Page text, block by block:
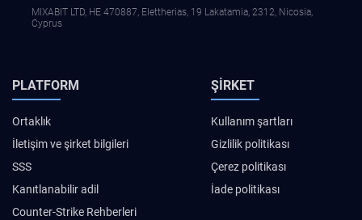
MIXABIT LTD, ΗΕ 470887, Elettherias, 19 Lakatamia, 2312, Nicosia,
Cyprus
PLATFORM
Ortaklık
İletişim ve şirket bilgileri
SSS
Kanıtlanabilir adil
Counter-Strike Rehberleri
ŞIRKET
Kullanım şartları
Gizlilik politikası
Çerez politikası
İade politikası